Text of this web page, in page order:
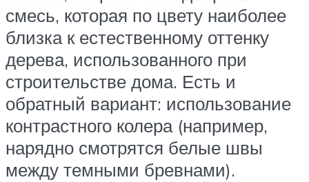
смесь, которая по цвету наиболее
близка к естественному оттенку
дерева, использованного при
строительстве дома. Есть и
обратный вариант: использование
контрастного колера (например,
нарядно смотрятся белые швы
между темными бревнами).